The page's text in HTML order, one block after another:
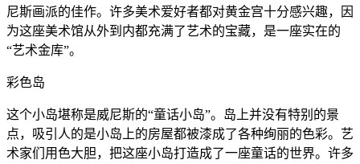
尼斯画派的佳作。许多美术爱好者都对黄金宫十分感兴趣，因
为这座美术馆从外到内都充满了艺术的宝藏，是一座实在的
“艺术金库”。
彩色岛
这个小岛堪称是威尼斯的“童话小岛”。岛上并没有特别的景
点，吸引人的是小岛上的房屋都被漆成了各种绚丽的色彩。艺
术家们用色大胆，把这座小岛打造成了一座童话的世界。许多